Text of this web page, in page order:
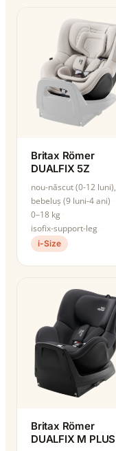
Britax Römer
DUALFIX 5Z
nou-născut (0-12 luni),
bebeluș (9 luni-4 ani)
0–18 kg
isofix-support-leg
i-Size
Britax Römer
DUALFIX M PLUS